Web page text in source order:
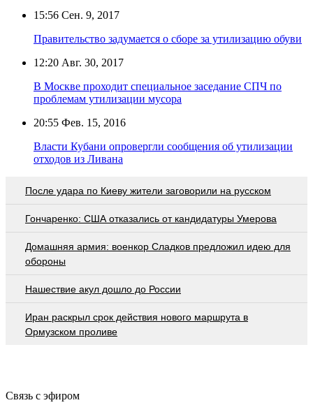
15:56 Сен. 9, 2017
Правительство задумается о сборе за утилизацию обуви
12:20 Авг. 30, 2017
В Москве проходит специальное заседание СПЧ по
проблемам утилизации мусора
20:55 Фев. 15, 2016
Власти Кубани опровергли сообщения об утилизации
отходов из Ливана
После удара по Киеву жители заговорили на русском
Гончаренко: США отказались от кандидатуры Умерова
Домашняя армия: военкор Сладков предложил идею для
обороны
Нашествие акул дошло до России
Иран раскрыл срок действия нового маршрута в
Ормузском проливе
Связь с эфиром